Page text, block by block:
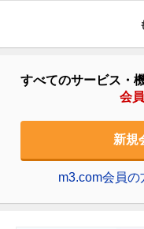
すべてのサービス・
会
新規
m3.com会員